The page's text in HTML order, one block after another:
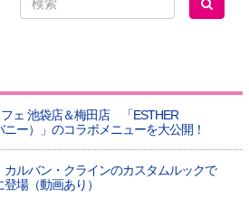
フェ 池袋店＆梅田店 「ESTHER
ニー）」のコラボメニューを大公開！
カルバン・クラインのカスタムルックで
登場（動画あり）